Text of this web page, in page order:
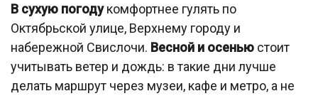
В сухую погодукомфортнее гулять по
Октябрьской улице, Верхнему городу и
набережной Свислочи. Весной и осенью стоит
учитывать ветер и дождь: в такие дни лучше
делать маршрут через музеи, кафе и метро, а не